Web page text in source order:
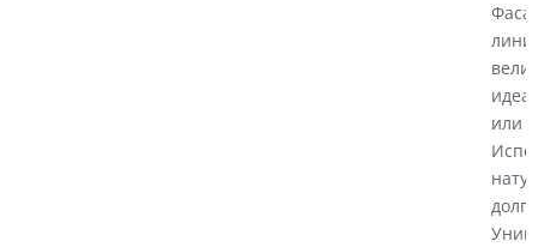
или